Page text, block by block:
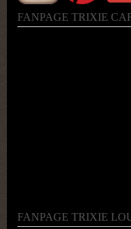
FANPAGE TRIXIE
FANPAGE TRIXIE